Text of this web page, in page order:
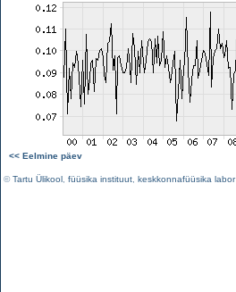
<< Eelmine päev
©Tartu Ülikool füüsika instituut keskkonnafüüsika labor